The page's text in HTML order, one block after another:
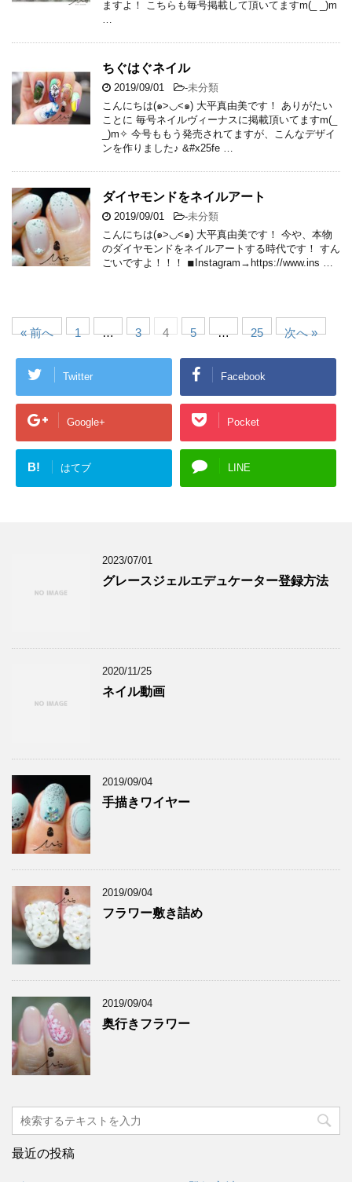
ますよ！ こちらも毎号掲載して頂いてますm(_ _)m
ちぐはぐネイル
2019/09/01 -未分類
こんにちは(๑>◡<๑) 大平真由美です！ ありがたい
ことに 毎号ネイルヴィーナスに掲載頂いてますm(_
_)m✧ 今号ももう発売されてますが、こんなデザイ
ンを作りました♪ &#x25fe …
ダイヤモンドをネイルアート
2019/09/01 -未分類
こんにちは(๑>◡<๑) 大平真由美です！ 今や、本物
のダイヤモンドをネイルアートする時代です！ すん
ごいですよ！！！ ◾︎Instagram→https://www.ins …
« 前へ 1 … 3 4 5 … 25 次へ »
Twitter Facebook
Google+ Pocket
B! はてブ LINE
2023/07/01
グレースジェルエデュケーター登録方法
2020/11/25
ネイル動画
2019/09/04
手描きワイヤー
2019/09/04
フラワー敷き詰め
2019/09/04
奥行きフラワー
最近の投稿